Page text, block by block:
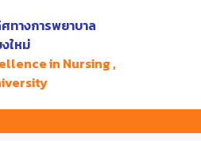
ทางการพยาบาล
ใหม่
in Nursing ,